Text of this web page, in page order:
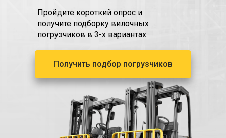
Получить подбор погрузчиков
Пройдите короткий опрос и
получите подборку вилочных
погрузчиков в 3-х вариантах